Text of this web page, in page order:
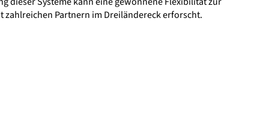
zahlreichen Partnern im Dreiländereck erforscht.